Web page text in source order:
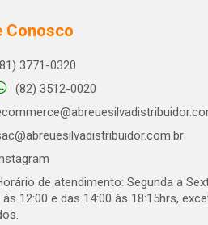
Conosco
3771-0320
(82) 3512-0020
de atendimento: Segunda a
às 12:00 e das 14:00 às 18:15hrs,